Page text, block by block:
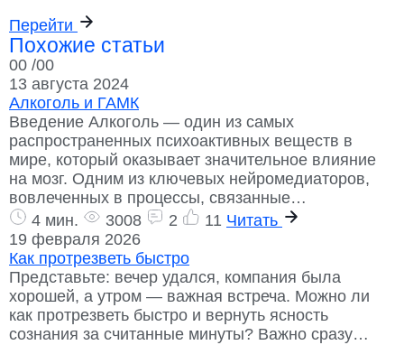
Перейти
Похожие статьи
00 /00
13 августа 2024
Алкоголь и ГАМК
Введение Алкоголь — один из самых
распространенных психоактивных веществ в
мире, который оказывает значительное влияние
на мозг. Одним из ключевых нейромедиаторов,
вовлеченных в процессы, связанные…
4 мин.
3008 2 11 Читать
19 февраля 2026
Как протрезветь быстро
Представьте: вечер удался, компания была
хорошей, а утром — важная встреча. Можно ли
как протрезветь быстро и вернуть ясность
сознания за считанные минуты? Важно сразу…